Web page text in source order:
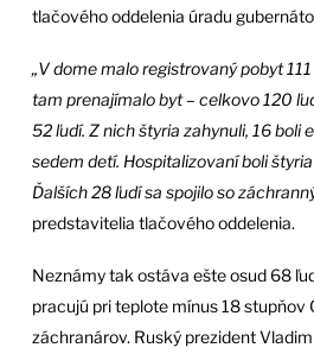
tlačového oddelenia úradu
„V dome malo registrovaný pobyt
tam prenajímalo byt – celkovo 120
52 ľudí. Z nich štyria zahynuli, 16 boli
sedem detí. Hospitalizovaní boli
Ďalších 28 ľudí sa spojilo so
predstavitelia tlačového oddelenia.
Neznámy tak ostáva ešte osud 68
pracujú pri teplote mínus 18 stupňov
záchranárov. Ruský prezident